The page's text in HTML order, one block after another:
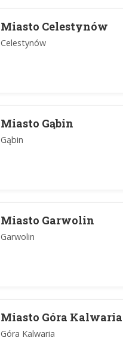
Miasto Celestynów
Celestynów
Miasto Gąbin
Gąbin
Miasto Garwolin
Garwolin
Miasto Góra Kalwaria
Góra Kalwaria